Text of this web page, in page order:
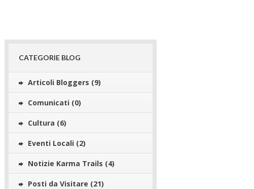
CATEGORIE BLOG
Articoli Bloggers (9)
Comunicati (0)
Cultura (6)
Eventi Locali (2)
Notizie Karma Trails (4)
Posti da Visitare (21)